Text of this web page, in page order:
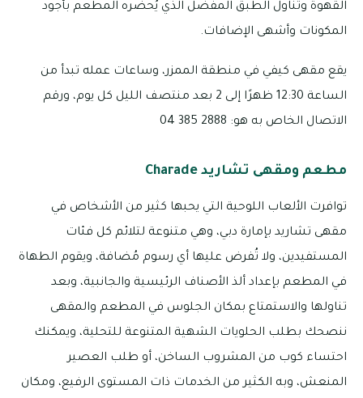
القهوة وتناول الطبق المفضل الذي يُحضره المطعم بأجود
المكونات وأشهى الإضافات.
يقع مقهى كيفي في منطقة الممزر، وساعات عمله تبدأ من
الساعة 12:30 ظهرًا إلى 2 بعد منتصف الليل كل يوم، ورقم
الاتصال الخاص به هو: 2888 385 04
مطعم ومقهى تشاريد Charade
توافرت الألعاب اللوحية التي يحبها كثير من الأشخاص في
مقهى تشاريد بإمارة دبي، وهي متنوعة لتلائم كل فئات
المستفيدين، ولا تُفرض عليها أي رسوم مُضافة، ويقوم الطهاة
في المطعم بإعداد ألذ الأصناف الرئيسية والجانبية، وبعد
تناولها والاستمتاع بمكان الجلوس في المطعم والمقهى
ننصحك بطلب الحلويات الشهية المتنوعة للتحلية، ويمكنك
احتساء كوب من المشروب الساخن، أو طلب العصير
المنعش، وبه الكثير من الخدمات ذات المستوى الرفيع، ومكان